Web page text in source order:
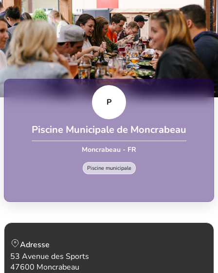
P
Piscine Municipale de Moncrabeau
Moncrabeau - FR
Piscine municipale
Adresse
53 Avenue des Sports
47600 Moncrabeau